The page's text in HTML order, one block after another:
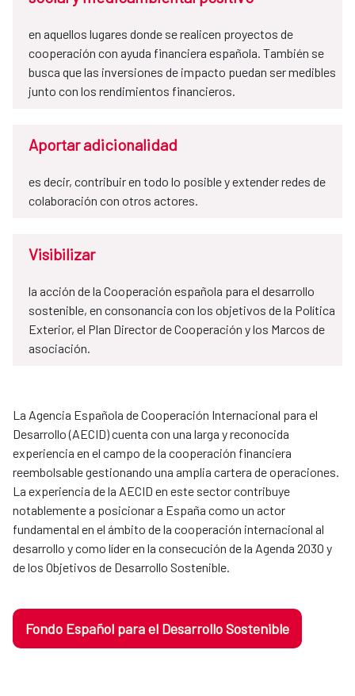
en aquellos lugares donde se realicen proyectos de
cooperación con ayuda financiera española. También se
busca que las inversiones de impacto puedan ser medibles
junto con los rendimientos financieros.
Aportar adicionalidad
es decir, contribuir en todo lo posible y extender redes de
colaboración con otros actores.
Visibilizar
la acción de la Cooperación española para el desarrollo
sostenible, en consonancia con los objetivos de la Política
Exterior, el Plan Director de Cooperación y los Marcos de
asociación.
La Agencia Española de Cooperación Internacional para el
Desarrollo (AECID) cuenta con una larga y reconocida
experiencia en el campo de la cooperación financiera
reembolsable gestionando una amplia cartera de operaciones.
La experiencia de la AECID en este sector contribuye
notablemente a posicionar a España como un actor
fundamental en el ámbito de la cooperación internacional al
desarrollo y como líder en la consecución de la Agenda 2030 y
de los Objetivos de Desarrollo Sostenible.
Fondo Español para el Desarrollo Sostenible